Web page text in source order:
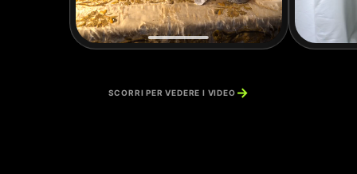
SCORRI PER VEDERE I VIDEO →